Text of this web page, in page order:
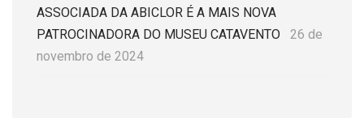
ASSOCIADA DA ABICLOR É A MAIS NOVA
PATROCINADORA DO MUSEU CATAVENTO
26 de
novembro de 2024